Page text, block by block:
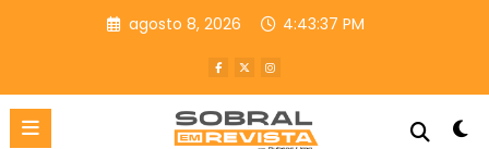
agosto 8, 2026 4:43:38 PM